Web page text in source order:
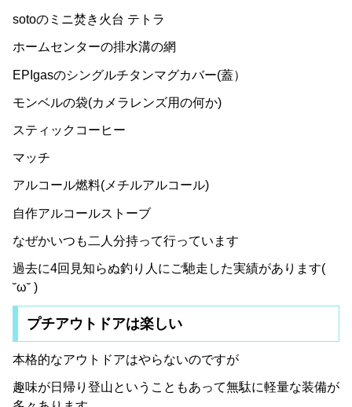
sotoのミニ焚き火台 テトラ
ホームセンターの排水溝の網
EPIgasのシングルチタンマグカバー(蓋）
モンベルの袋(カメラレンズ用の何か)
スティックコーヒー
マッチ
アルコール燃料(メチルアルコール)
自作アルコールストーブ
なぜかいつも二人分持って行っています
過去に4回見知らぬ釣り人にご馳走した実績があります(
˘ω˘ )
プチアウトドアは楽しい
本格的なアウトドアはやらないのですが
趣味が日帰り登山ということもあって無駄に軽量な装備が